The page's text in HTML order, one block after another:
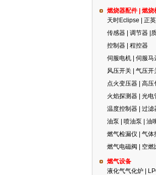
燃烧器配件 | 燃烧
天时Eclipse | 正
传感器 | 调节器 |
控制器 | 程控器
伺服电机 | 伺服马
风压开关 | 气压开
点火变压器 | 高压
火焰探测器 | 光电
温度控制器 | 过滤
油泵 | 喷油泵 | 油
燃气检漏仪 | 气体
燃气电磁阀 | 空燃
燃气设备
液化气气化炉 |